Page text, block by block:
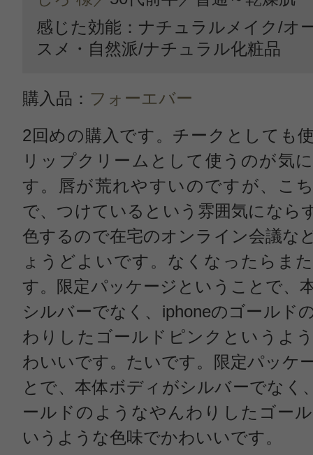
感じた効能：ナチュラルメイク/オ
スメ・自然派/ナチュラル化粧品
購入品： フォーエバー
2回めの購入です。チークとしても
リップクリームとして使うのが気
す。唇が荒れやすいのですが、こ
で、つけているという雰囲気になら
色するので在宅のオンライン会議な
ょうどよいです。なくなったらま
す。限定パッケージということで、
シルバーでなく、iphoneのゴールド
わりしたゴールドピンクというよ
わいいです。たいです。限定パッケ
とで、本体ボディがシルバーでなく
ールドのようなやんわりしたゴー
いうような色味でかわいいです。